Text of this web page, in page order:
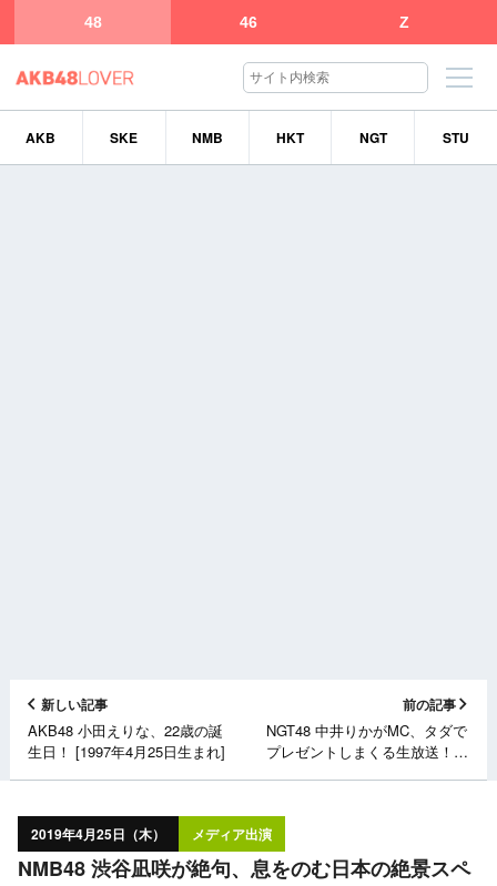
48 46 Z
AKB SKE NMB HKT NGT STU
新しい記事
AKB48 小田えりな、22歳の誕
生日！ [1997年4月25日生まれ]
前の記事
NGT48 中井りかがMC、タダで
プレゼントしまくる生放送！
2019年4月25日（木） メディア出演
NMB48 渋谷凪咲が絶句、息をのむ日本の絶景スペ